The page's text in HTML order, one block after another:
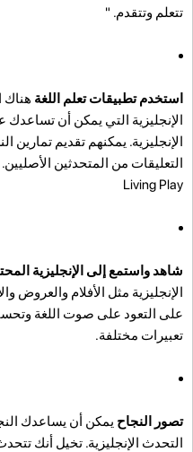
تتعلم وتتقدم. "
استخدم تطبيقات تعلم اللغة هناك
الإنجليزية التي يمكن أن
الإنجليزية. يمكنهم تقديم
التعليقات من المتحدثين
Living Play
شاهد واستمع إلى الإنجليزية
الإنجليزية مثل الأفلام
على التعود على صوت اللغة
تعبيرات مختلفة.
تصور النجاح يمكن أن يساعدك
التحدث الإنجليزية. تخيل أنك